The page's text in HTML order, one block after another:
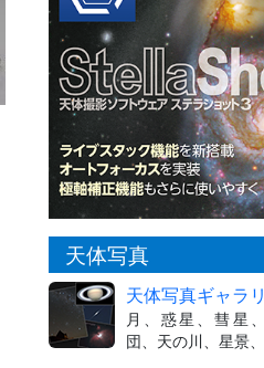
天体写真
天体写真ギャラ
月、惑星、彗星
団、天の川、星景